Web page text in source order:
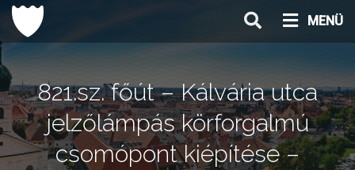
Ugrás
tartalomhoz
MENÜ
821.sz. főút – Kálvária utca
jelzőlámpás körforgalmú
csomópont kiépítése –